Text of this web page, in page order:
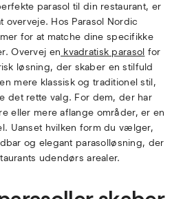
parasol til din restaurant, er
Hos Parasol Nordic
for at matche dine specifikke
Overvej en kvadratisk parasol for
løsning, der skaber en stilfuld
mere klassisk og traditionel stil,
det rette valg. For dem, der har
eller mere aflange områder, er en
Uanset hvilken form du vælger,
og elegant parasolløsning, der
udendørs arealer.